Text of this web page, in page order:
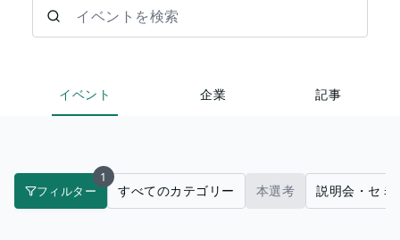
イベント 企業 記事
フィルター
1
すべてのカテゴリー 本選考 説明会・セミ